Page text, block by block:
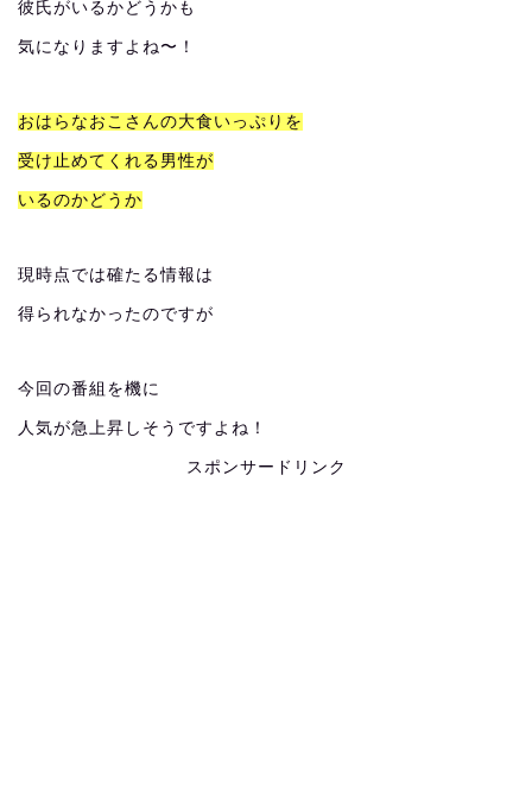
彼氏がいるかどうかも
気になりますよね〜！
おはらなおこさんの大食いっぷりを
受け止めてくれる男性が
いるのかどうか
現時点では確たる情報は
得られなかったのですが
今回の番組を機に
人気が急上昇しそうですよね！
スポンサードリンク